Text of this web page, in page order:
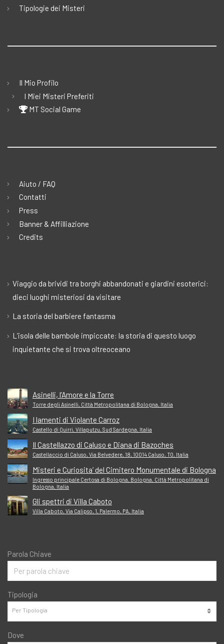
Tipologie dei Misteri
Il Mio Profilo
I Miei Misteri Preferiti
MT Social Game
Aiuto / FAQ
Contatti
Press
Banner & Affilliazione
Credits
Viaggio da brividi tra borghi abbandonati e giardini esoterici:
dieci luoghi misteriosi da visitare
La storia del barbiere fantasma
L’isola delle bambole impiccate: la storia di questo luogo
inquietante che si trova oltreoceano
Asinelli, l’Amore e la Torre
Torre degli Asinelli, Città Metropolitana di Bologna, Italia
I lamenti di Violante Carroz
Castello di Quirri, Villaputzu, Sud Sardegna, Italia
Il Castellazzo di Caluso e Diana di Bazoches
Castellaccio di Caluso, Via Belvedere, 18, 10014 Caluso, TO, Italia
Misteri e Curiosita’ del Cimitero Monumentale di Bologna
Ingresso principale Certosa di Bologna, Bologna, Città Metropolitana di
Bologna, Italia
Gli spettri di Villa Caboto
Villa Caboto, Via Calipso, 1, Palermo, PA, Italia
Parola Chiave
Tipologia
Dove